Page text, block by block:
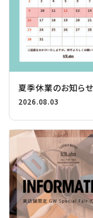
夏季休業のお知らせ
2026.08.03